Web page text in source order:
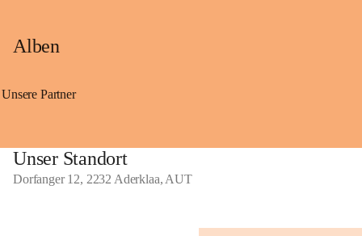
Alben
Unsere Partner
Unser Standort
Dorfanger 12, 2232 Aderklaa, AUT